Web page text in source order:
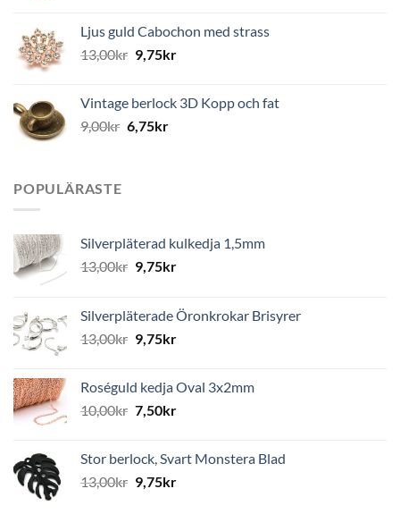
Ljus guld Cabochon med strass
13,00kr 9,75kr
Vintage berlock 3D Kopp och fat
9,00kr 6,75kr
POPULÄRASTE
Silverpläterad kulkedja 1,5mm
13,00kr 9,75kr
Silverpläterade Öronkrokar Brisyrer
13,00kr 9,75kr
Roséguld kedja Oval 3x2mm
10,00kr 7,50kr
Stor berlock, Svart Monstera Blad
13,00kr 9,75kr